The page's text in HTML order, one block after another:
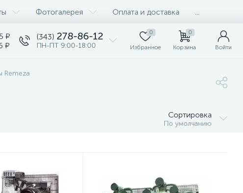
Фотогалерея Оплата и доставка
₽
₽
(343) 278-86-12
ПН-ПТ 9:00-18:00
0
Избранное
0
Корзина Войти
Remeza
Сортировка
По умолчанию